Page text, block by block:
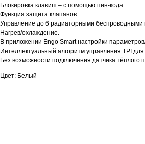
Блокировка клавиш – с помощью пин-кода.
Функция защита клапанов.
Управление до 6 радиаторными беспроводными
Нагрев/охлаждение.
В приложении Engo Smart настройки
Интеллектуальный алгоритм управления TPI
Без возможности подключения датчика тёплого
Цвет: Белый